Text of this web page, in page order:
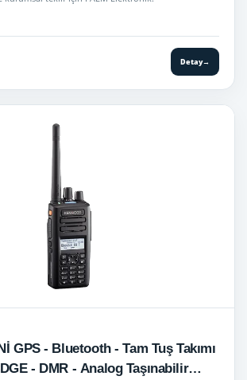
Detay→
- DMR - Analog Taşınabilir